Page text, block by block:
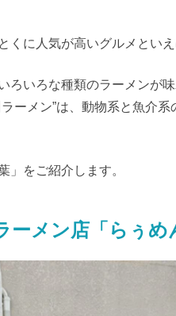
に人気が高いグルメといえ
ろいろな種類のラーメンが
ーメン”は、動物系と魚介系
」をご紹介します。
メン店「らぅめ